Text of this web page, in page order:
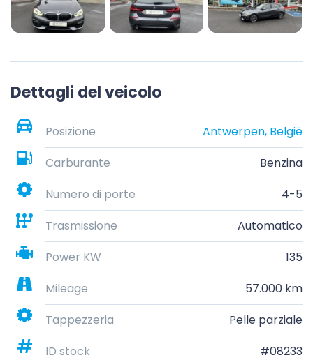
Dettagli del veicolo
Posizione
Antwerpen, België
Carburante
Benzina
Numero di porte
4-5
Trasmissione
Automatico
Power KW
135
Mileage
57.000 km
Tappezzeria
Pelle parziale
ID stock
#08233